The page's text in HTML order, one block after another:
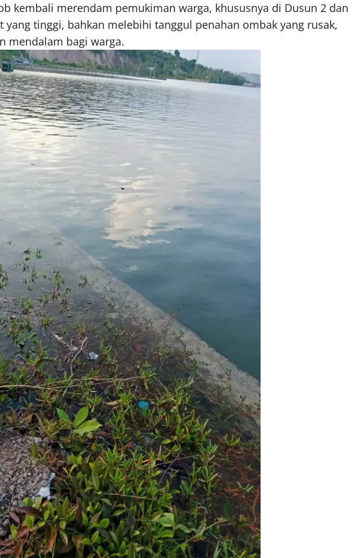
kembali merendam pemukiman warga, khususnya di Dusun 2 dan
yang tinggi, bahkan melebihi tanggul penahan ombak yang rusak,
mendalam bagi warga.